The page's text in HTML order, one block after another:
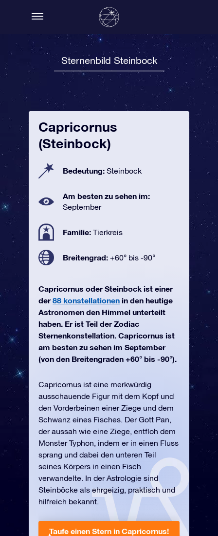
Sternenbild Steinbock
Capricornus
(Steinbock)
Bedeutung: Steinbock
Am besten zu sehen im:
September
Familie: Tierkreis
Breitengrad: +60° bis -90°
Capricornus oder Steinbock ist einer
der88 konstellationen in den heutige
Astronomen den Himmel unterteilt
haben. Er ist Teil der Zodiac
Sternenkonstellation. Capricornus ist
am besten zu sehen im September
(von den Breitengraden +60° bis -90°).
Capricornus ist eine merkwürdig
ausschauende Figur mit dem Kopf und
den Vorderbeinen einer Ziege und dem
Schwanz eines Fisches. Der Gott Pan,
der aussah wie eine Ziege, entfloh dem
Monster Typhon, indem er in einen Fluss
sprang und dabei den unteren Teil
seines Körpers in einen Fisch
verwandelte. In der Astrologie sind
Steinböcke als ehrgeizig, praktisch und
hilfreich bekannt.
Taufe einen Stern in Capricornus!